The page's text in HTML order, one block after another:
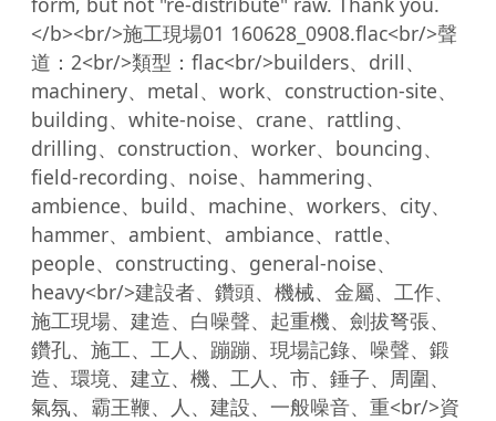
</b><br/>施工現場01 160628_0908.flac<br/>聲
道：2<br/>類型：flac<br/>builders、drill、
machinery、metal、work、construction-site、
building、white-noise、crane、rattling、
drilling、construction、worker、bouncing、
field-recording、noise、hammering、
ambience、build、machine、workers、city、
hammer、ambient、ambiance、rattle、
people、constructing、general-noise、
heavy<br/>建設者、鑽頭、機械、金屬、工作、
施工現場、建造、白噪聲、起重機、劍拔弩張、
鑽孔、施工、工人、蹦蹦、現場記錄、噪聲、鍛
造、環境、建立、機、工人、市、錘子、周圍、
氣氛、霸王鞭、人、建設、一般噪音、重<br/>資